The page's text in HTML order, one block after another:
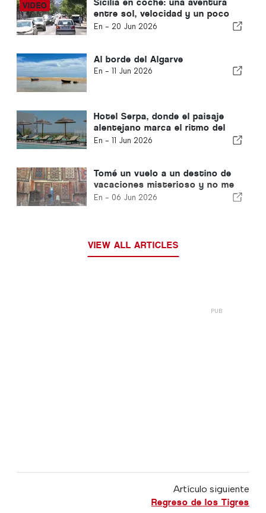
entre sol, velocidad y un poco
de miedo
En - 20 Jun 2026
Al borde del Algarve
En - 11 Jun 2026
Hotel Serpa, donde el paisaje
alentejano marca el ritmo del
tiempo
En - 11 Jun 2026
Tomé un vuelo a un destino de
vacaciones misterioso y no me
enteré hasta el aterrizaje
En - 06 Jun 2026
VIEW ALL ARTICLES
Artículo siguiente
Regreso de los Tigres